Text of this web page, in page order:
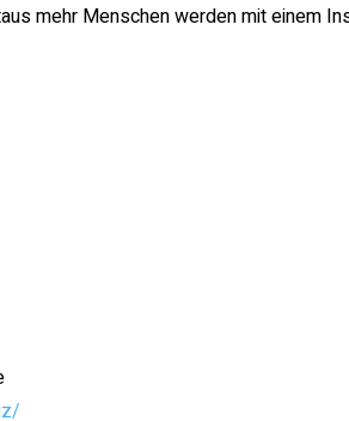
mehr Menschen werden mit einem